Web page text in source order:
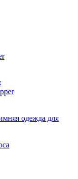
одежда для